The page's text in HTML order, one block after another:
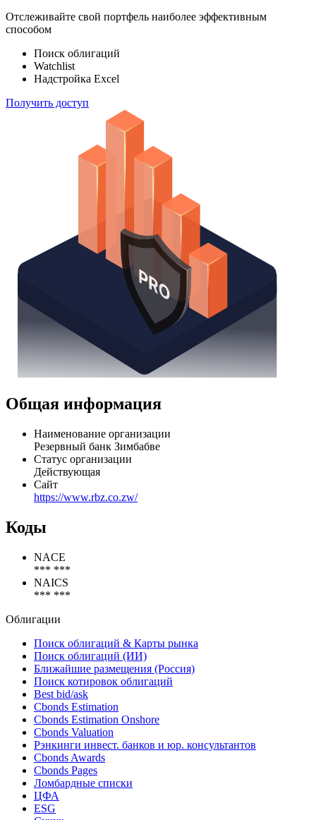
Отслеживайте свой портфель наиболее эффективным
способом
Поиск облигаций
Watchlist
Надстройка Excel
Получить доступ
Общая информация
Наименование организации
Резервный банк Зимбабве
Статус организации
Действующая
Сайт
https://www.rbz.co.zw/
Коды
NACE
*** ***
NAICS
*** ***
Облигации
Поиск облигаций & Карты рынка
Поиск облигаций (ИИ)
Ближайшие размещения (Россия)
Поиск котировок облигаций
Best bid/ask
Cbonds Estimation
Cbonds Estimation Onshore
Cbonds Valuation
Рэнкинги инвест. банков и юр. консультантов
Cbonds Awards
Cbonds Pages
Ломбардные списки
ЦФА
ESG